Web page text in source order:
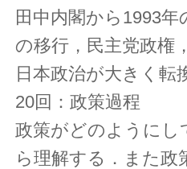
田中内閣から1993
の移行，民主党政権
日本政治が大きく
20回：政策過程
政策がどのようにし
ら理解する．また政